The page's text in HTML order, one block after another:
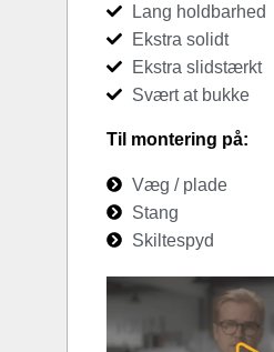
Lang holdbarhed
Ekstra solidt
Ekstra slidstærkt
Svært at bukke
Til montering på:
Væg / plade
Stang
Skiltespyd